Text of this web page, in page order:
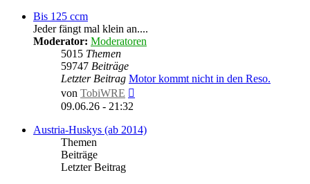
Bis 125 ccm
Jeder fängt mal klein an....
Moderator: Moderatoren
5015 Themen
59747 Beiträge
Letzter Beitrag Motor kommt nicht in den Reso.
von TobiWRE
09.06.26 - 21:32
Austria-Huskys (ab 2014)
Themen
Beiträge
Letzter Beitrag